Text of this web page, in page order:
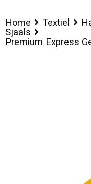
Home Textiel
Sjaals
Premium Express